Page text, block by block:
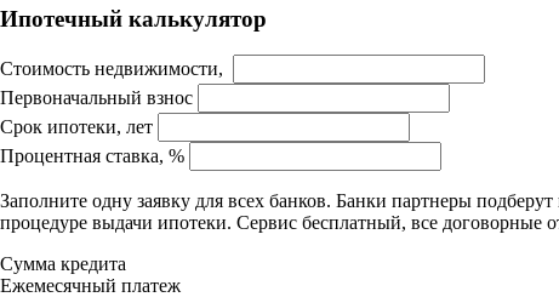
Ипотечный калькулятор
Стоимость недвижимости,
Первоначальный взнос
Срок ипотеки, лет
Процентная ставка, %
Заполните одну заявку для всех банков. Банки партнеры
процедуре выдачи ипотеки. Сервис бесплатный, все
Сумма кредита
Ежемесячный платеж